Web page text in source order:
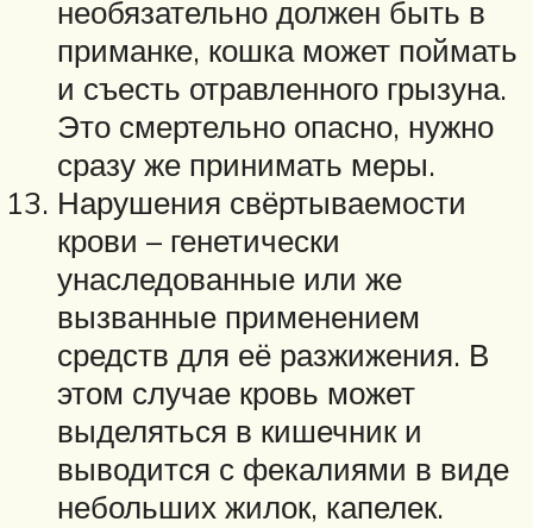
необязательно должен быть в
приманке, кошка может поймать
и съесть отравленного грызуна.
Это смертельно опасно, нужно
сразу же принимать меры.
Нарушения свёртываемости
крови – генетически
унаследованные или же
вызванные применением
средств для её разжижения. В
этом случае кровь может
выделяться в кишечник и
выводится с фекалиями в виде
небольших жилок, капелек.